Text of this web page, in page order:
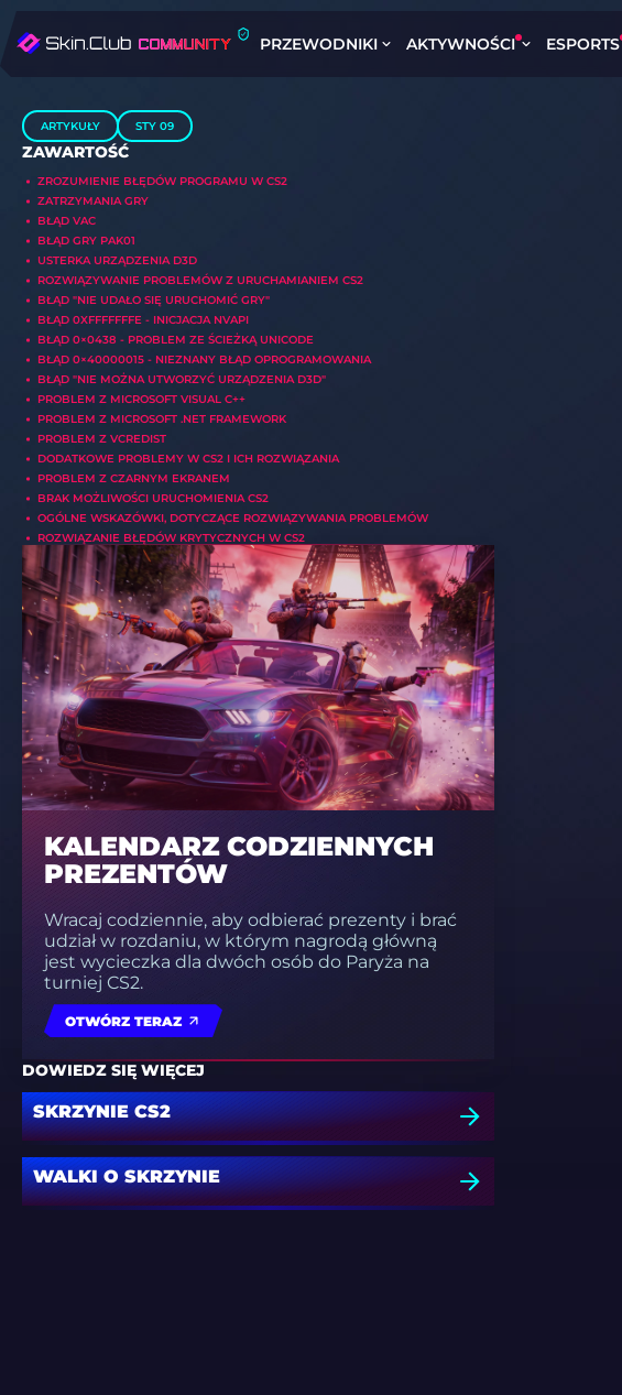
PRZEWODNIKI AKTYWNOŚCI ESPORTS
ARTYKUŁY STY 09
ZAWARTOŚĆ
ZROZUMIENIE BŁĘDÓW PROGRAMU W CS2
ZATRZYMANIA GRY
BŁĄD VAC
BŁĄD GRY PAK01
USTERKA URZĄDZENIA D3D
ROZWIĄZYWANIE PROBLEMÓW Z URUCHAMIANIEM CS2
BŁĄD "NIE UDAŁO SIĘ URUCHOMIĆ GRY"
BŁĄD 0XFFFFFFFE - INICJACJA NVAPI
BŁĄD 0×0438 - PROBLEM ZE ŚCIEŻKĄ UNICODE
BŁĄD 0×40000015 - NIEZNANY BŁĄD OPROGRAMOWANIA
BŁĄD "NIE MOŻNA UTWORZYĆ URZĄDZENIA D3D"
PROBLEM Z MICROSOFT VISUAL C++
PROBLEM Z MICROSOFT .NET FRAMEWORK
PROBLEM Z VCREDIST
DODATKOWE PROBLEMY W CS2 I ICH ROZWIĄZANIA
PROBLEM Z CZARNYM EKRANEM
BRAK MOŻLIWOŚCI URUCHOMIENIA CS2
OGÓLNE WSKAZÓWKI, DOTYCZĄCE ROZWIĄZYWANIA PROBLEMÓW
ROZWIĄZANIE BŁĘDÓW KRYTYCZNYCH W CS2
KALENDARZ CODZIENNYCH
PREZENTÓW
Wracaj codziennie, aby odbierać prezenty i brać
udział w rozdaniu, w którym nagrodą główną
jest wycieczka dla dwóch osób do Paryża na
turniej CS2.
OTWÓRZ TERAZ
DOWIEDZ SIĘ WIĘCEJ
SKRZYNIE CS2
WALKI O SKRZYNIE